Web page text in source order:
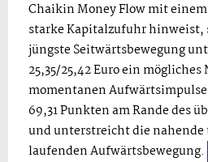
Chaikin Money Flow mit
starke Kapitalzufuhr
jüngste Seitwärtsbewegung
25,35/25,42 Euro ein mögliches
momentanen
69,31 Punkten am Rande des
und unterstreicht die nahende
laufenden Aufwärtsbewegung.